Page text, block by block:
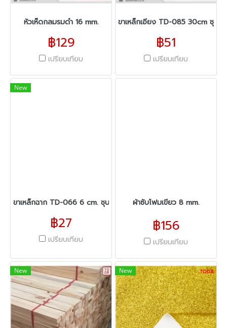
หัวเห็ดกลมรมดำ 16 mm.
฿129
เปรียบเทียบ
ขาเหล็กเอียง TD-085 30cm ชุบสี
฿51
เปรียบเทียบ
New
ขาเหล็กฉาก TD-066 6 cm. ชุบสีทอง
฿27
เปรียบเทียบ
ผ้าซับโฟมเขียว 8 mm.
฿156
เปรียบเทียบ
New New